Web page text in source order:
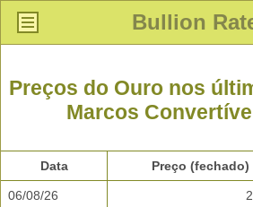
Bullion
Preços do Ouro nos
Marcos
Data Preço (fechado)
06/08/26